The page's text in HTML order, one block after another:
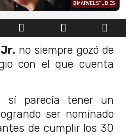
MARVEL STUDIOS
no siempre gozó de
con el que cuenta
sí parecía tener un
ser nominado
de cumplir los 30